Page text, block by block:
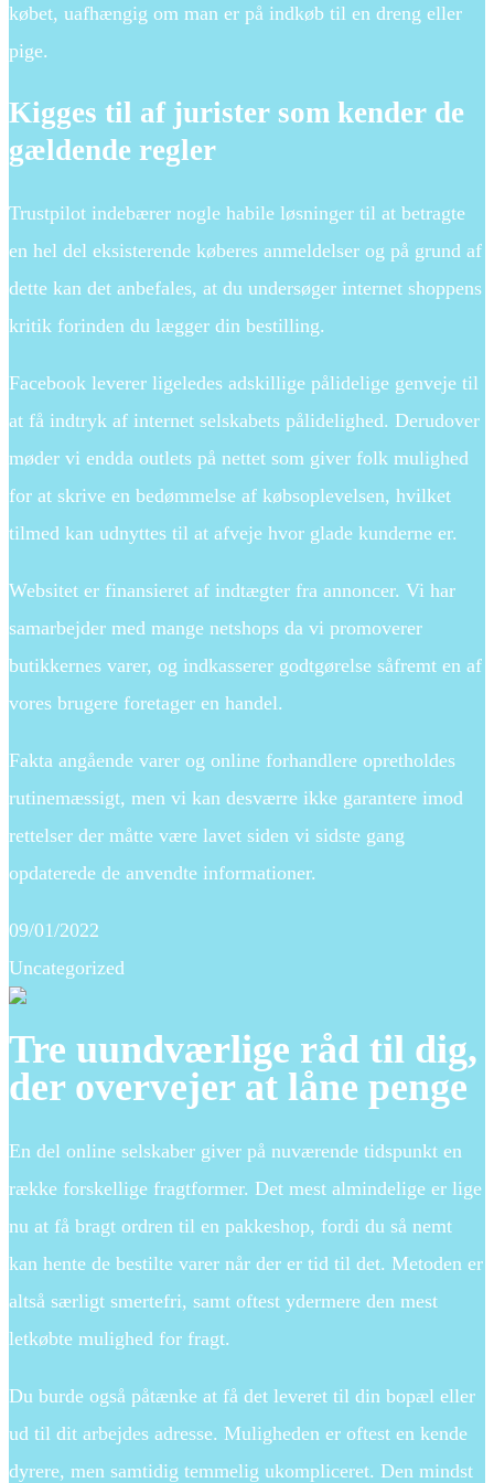
købet, uafhængig om man er på indkøb til en dreng eller
pige.
Kigges til af jurister som kender de
gældende regler
Trustpilot indebærer nogle habile løsninger til at betragte
en hel del eksisterende køberes anmeldelser og på grund af
dette kan det anbefales, at du undersøger internet shoppens
kritik forinden du lægger din bestilling.
Facebook leverer ligeledes adskillige pålidelige genveje til
at få indtryk af internet selskabets pålidelighed. Derudover
møder vi endda outlets på nettet som giver folk mulighed
for at skrive en bedømmelse af købsoplevelsen, hvilket
tilmed kan udnyttes til at afveje hvor glade kunderne er.
Websitet er finansieret af indtægter fra annoncer. Vi har
samarbejder med mange netshops da vi promoverer
butikkernes varer, og indkasserer godtgørelse såfremt en af
vores brugere foretager en handel.
Fakta angående varer og online forhandlere opretholdes
rutinemæssigt, men vi kan desværre ikke garantere imod
rettelser der måtte være lavet siden vi sidste gang
opdaterede de anvendte informationer.
09/01/2022
Uncategorized
Tre uundværlige råd til dig,
der overvejer at låne penge
En del online selskaber giver på nuværende tidspunkt en
række forskellige fragtformer. Det mest almindelige er lige
nu at få bragt ordren til en pakkeshop, fordi du så nemt
kan hente de bestilte varer når der er tid til det. Metoden er
altså særligt smertefri, samt oftest ydermere den mest
letkøbte mulighed for fragt.
Du burde også påtænke at få det leveret til din bopæl eller
ud til dit arbejdes adresse. Muligheden er oftest en kende
dyrere, men samtidig temmelig ukompliceret. Den mindst